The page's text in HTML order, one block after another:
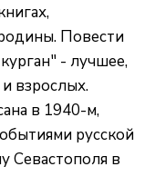
Повести
- лучшее,
взрослых.
в 1940-м,
русской
Севастополя в